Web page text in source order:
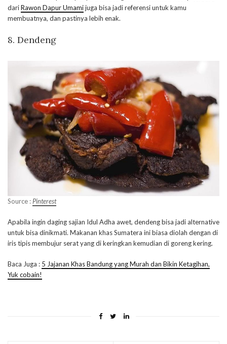
dariRawon Dapur Umamijuga bisa jadi referensi untuk kamu
membuatnya, dan pastinya lebih enak.
8. Dendeng
Source : Pinterest
Apabila ingin daging sajian Idul Adha awet, dendeng bisa jadi alternative
untuk bisa dinikmati. Makanan khas Sumatera ini biasa diolah dengan di
iris tipis membujur serat yang di keringkan kemudian di goreng kering.
Baca Juga : 5 Jajanan Khas Bandung yang Murah dan Bikin Ketagihan,
Yuk cobain!